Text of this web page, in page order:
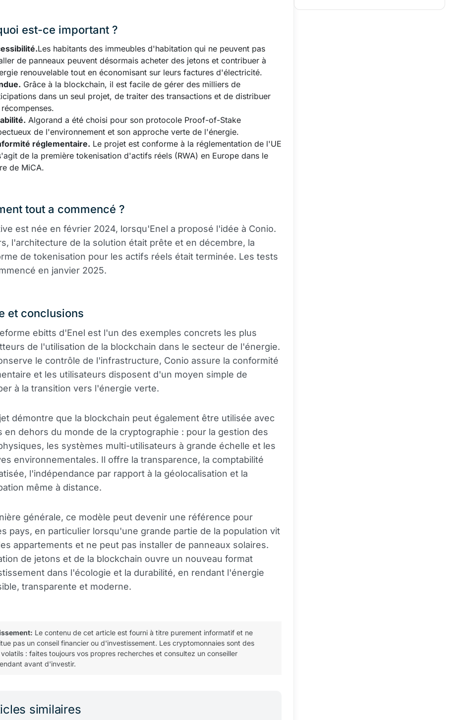
est-ce important ?
Les habitants des immeubles d'habitation qui ne peuvent pas
de panneaux peuvent désormais acheter des jetons et contribuer à
renouvelable tout en économisant sur leurs factures d'électricité.
Grâce à la blockchain, il est facile de gérer des milliers de
dans un seul projet, de traiter des transactions et de distribuer
Algorand a été choisi pour son protocole Proof-of-Stake
de l'environnement et son approche verte de l'énergie.
réglementaire. Le projet est conforme à la réglementation de l'UE
de la première tokenisation d'actifs réels (RWA) en Europe dans le
de MiCA.
tout a commencé ?
est née en février 2024, lorsqu'Enel a proposé l'idée à Conio.
l'architecture de la solution était prête et en décembre, la
de tokenisation pour les actifs réels était terminée. Les tests
en janvier 2025.
et conclusions
ebitts d'Enel est l'un des exemples concrets les plus
de l'utilisation de la blockchain dans le secteur de l'énergie.
le contrôle de l'infrastructure, Conio assure la conformité
et les utilisateurs disposent d'un moyen simple de
à la transition vers l'énergie verte.
démontre que la blockchain peut également être utilisée avec
en dehors du monde de la cryptographie : pour la gestion des
les systèmes multi-utilisateurs à grande échelle et les
environnementales. Il offre la transparence, la comptabilité
l'indépendance par rapport à la géolocalisation et la
même à distance.
générale, ce modèle peut devenir une référence pour
pays, en particulier lorsqu'une grande partie de la population vit
appartements et ne peut pas installer de panneaux solaires.
de jetons et de la blockchain ouvre un nouveau format
dans l'écologie et la durabilité, en rendant l'énergie
transparente et moderne.
Le contenu de cet article est fourni à titre purement informatif et ne
pas un conseil financier ou d'investissement. Les cryptomonnaies sont des
: faites toujours vos propres recherches et consultez un conseiller
avant d'investir.
similaires